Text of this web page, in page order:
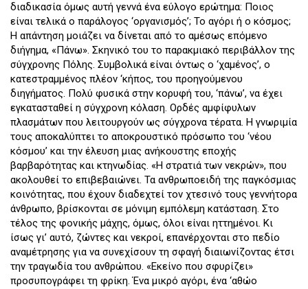
διαδικασία όμως αυτή γεννά ένα εύλογο ερώτημα: Ποιος
είναι τελικά ο παράλογος ‘οργανισμός’; Το αγόρι ή ο κόσμος;
Η απάντηση μοιάζει να δίνεται από το αμέσως επόμενο
διήγημα, «Πάνω». Σκηνικό του το παρακμιακό περιβάλλον της
σύγχρονης Πόλης. Συμβολικά είναι όντως ο ‘χαμένος’, ο
κατεστραμμένος πλέον ‘κήπος, του προηγούμενου
διηγήματος. Πολύ φυσικά στην κορυφή του, ‘πάνω’, να έχει
εγκατασταθεί η σύγχρονη κόλαση. Ορδές αμφίφυλων
πλασμάτων που λειτουργούν ως σύγχρονα τέρατα. Η γνωριμία
τους αποκαλύπτει το αποκρουστικό πρόσωπο του ‘νέου
κόσμου’ και την έλευση μιας ανήκουστης εποχής
βαρβαρότητας και κτηνωδίας. «Η στρατιά των νεκρών», που
ακολουθεί το επιβεβαιώνει. Τα ανθρωποειδή της παγκόσμιας
κοινότητας, που έχουν διαδεχτεί τον χτεσινό τους γεννήτορα
άνθρωπο, βρίσκονται σε μόνιμη εμπόλεμη κατάσταση. Στο
τέλος της φονικής μάχης, όμως, όλοι είναι ηττημένοι. Κι
ίσως γι’ αυτό, ζώντες και νεκροί, επανέρχονται στο πεδίο
αναμέτρησης για να συνεχίσουν τη σφαγή διαιωνίζοντας έτσι
την τραγωδία του ανθρώπου. «Εκείνο που σφυρίζει»
προσυπογράφει τη φρίκη. Ένα μικρό αγόρι, ένα ‘αθώο